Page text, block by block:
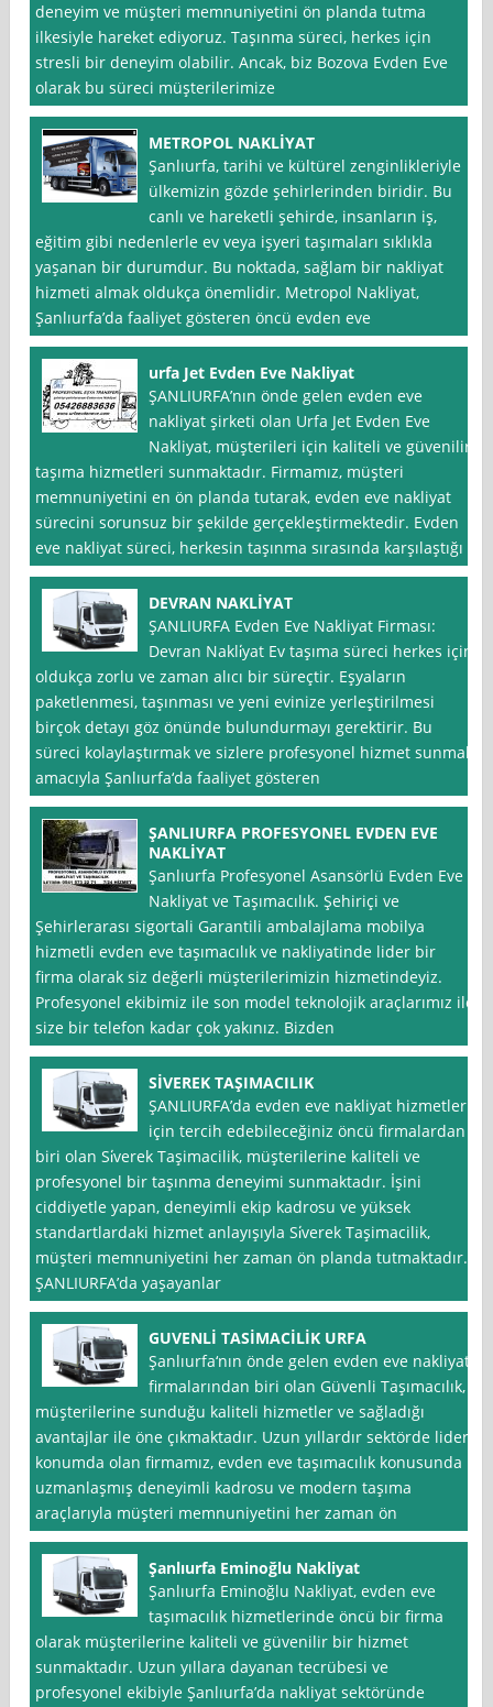
deneyim ve müşteri memnuniyetini ön planda tutma
ilkesiyle hareket ediyoruz. Taşınma süreci, herkes için
stresli bir deneyim olabilir. Ancak, biz Bozova Evden Eve
olarak bu süreci müşterilerimize
METROPOL NAKLİYAT
Şanlıurfa, tarihi ve kültürel zenginlikleriyle
ülkemizin gözde şehirlerinden biridir. Bu
canlı ve hareketli şehirde, insanların iş,
eğitim gibi nedenlerle ev veya işyeri taşımaları sıklıkla
yaşanan bir durumdur. Bu noktada, sağlam bir nakliyat
hizmeti almak oldukça önemlidir. Metropol Nakliyat,
Şanlıurfa’da faaliyet gösteren öncü evden eve
urfa Jet Evden Eve Nakliyat
ŞANLIURFA’nın önde gelen evden eve
nakliyat şirketi olan Urfa Jet Evden Eve
Nakliyat, müşterileri için kaliteli ve güvenilir
taşıma hizmetleri sunmaktadır. Firmamız, müşteri
memnuniyetini en ön planda tutarak, evden eve nakliyat
sürecini sorunsuz bir şekilde gerçekleştirmektedir. Evden
eve nakliyat süreci, herkesin taşınma sırasında karşılaştığı
DEVRAN NAKLİYAT
ŞANLIURFA Evden Eve Nakliyat Firması:
Devran Nakli̇yat Ev taşıma süreci herkes için
oldukça zorlu ve zaman alıcı bir süreçtir. Eşyaların
paketlenmesi, taşınması ve yeni evinize yerleştirilmesi
birçok detayı göz önünde bulundurmayı gerektirir. Bu
süreci kolaylaştırmak ve sizlere profesyonel hizmet sunmak
amacıyla Şanlıurfa‘da faaliyet gösteren
ŞANLIURFA PROFESYONEL EVDEN EVE
NAKLİYAT
Şanlıurfa Profesyonel Asansörlü Evden Eve
Nakliyat ve Taşımacılık. Şehiriçi ve
Şehirlerarası sigortali Garantili ambalajlama mobilya
hizmetli evden eve taşımacılık ve nakliyatinde lider bir
firma olarak siz değerli müşterilerimizin hizmetindeyiz.
Profesyonel ekibimiz ile son model teknolojik araçlarımız ile
size bir telefon kadar çok yakınız. Bizden
SİVEREK TAŞIMACILIK
ŞANLIURFA’da evden eve nakliyat hizmetleri
için tercih edebileceğiniz öncü firmalardan
biri olan Si̇verek Taşimacilik, müşterilerine kaliteli ve
profesyonel bir taşınma deneyimi sunmaktadır. İşini
ciddiyetle yapan, deneyimli ekip kadrosu ve yüksek
standartlardaki hizmet anlayışıyla Si̇verek Taşimacilik,
müşteri memnuniyetini her zaman ön planda tutmaktadır.
ŞANLIURFA’da yaşayanlar
GUVENLİ TASİMACİLİK URFA
Şanlıurfa‘nın önde gelen evden eve nakliyat
firmalarından biri olan Güvenli Taşımacılık,
müşterilerine sunduğu kaliteli hizmetler ve sağladığı
avantajlar ile öne çıkmaktadır. Uzun yıllardır sektörde lider
konumda olan firmamız, evden eve taşımacılık konusunda
uzmanlaşmış deneyimli kadrosu ve modern taşıma
araçlarıyla müşteri memnuniyetini her zaman ön
Şanlıurfa Eminoğlu Nakliyat
Şanlıurfa Eminoğlu Nakliyat, evden eve
taşımacılık hizmetlerinde öncü bir firma
olarak müşterilerine kaliteli ve güvenilir bir hizmet
sunmaktadır. Uzun yıllara dayanan tecrübesi ve
profesyonel ekibiyle Şanlıurfa’da nakliyat sektöründe